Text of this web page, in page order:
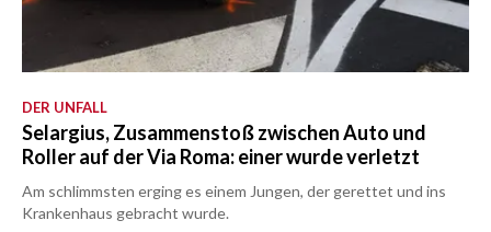
DER UNFALL
Selargius, Zusammenstoß zwischen Auto und
Roller auf der Via Roma: einer wurde verletzt
Am schlimmsten erging es einem Jungen, der gerettet und ins
Krankenhaus gebracht wurde.